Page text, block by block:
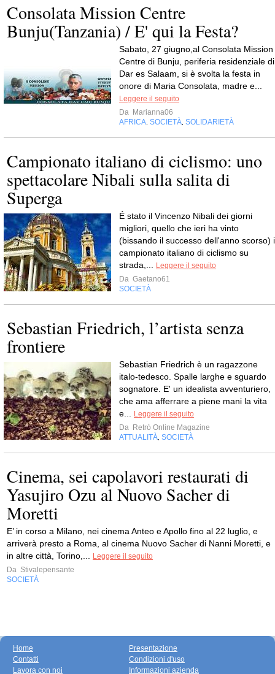
Consolata Mission Centre
Bunju(Tanzania) / E' qui la Festa?
Sabato, 27 giugno,al Consolata Mission
Centre di Bunju, periferia residenziale di
Dar es Salaam, si è svolta la festa in
onore di Maria Consolata, madre e...
Leggere il seguito
Da Marianna06
AFRICA SOCIETÀ SOLIDARIETÀ
Campionato italiano di ciclismo: uno
spettacolare Nibali sulla salita di
Superga
É stato il Vincenzo Nibali dei giorni
migliori, quello che ieri ha vinto
(bissando il successo dell'anno scorso)
campionato italiano di ciclismo su
strada,...
Leggere il seguito
Da Gaetano61
SOCIETÀ
Sebastian Friedrich, l’artista senza
frontiere
Sebastian Friedrich è un ragazzone
italo-tedesco. Spalle larghe e sguardo
sognatore. E' un idealista avventuriero,
che ama afferrare a piene mani la vita
e...
Leggere il seguito
Da Retrò Online Magazine
ATTUALITÀ SOCIETÀ
Cinema, sei capolavori restaurati di
Yasujiro Ozu al Nuovo Sacher di
Moretti
E’ in corso a Milano, nei cinema Anteo e Apollo fino al 22 luglio, e
arriverà presto a Roma, al cinema Nuovo Sacher di Nanni Moretti, e
in altre città, Torino,...
Leggere il seguito
Da Stivalepensante
SOCIETÀ
Home
Contatti
Lavora con noi
Presentazione
Condizioni d'uso
Informazioni azienda